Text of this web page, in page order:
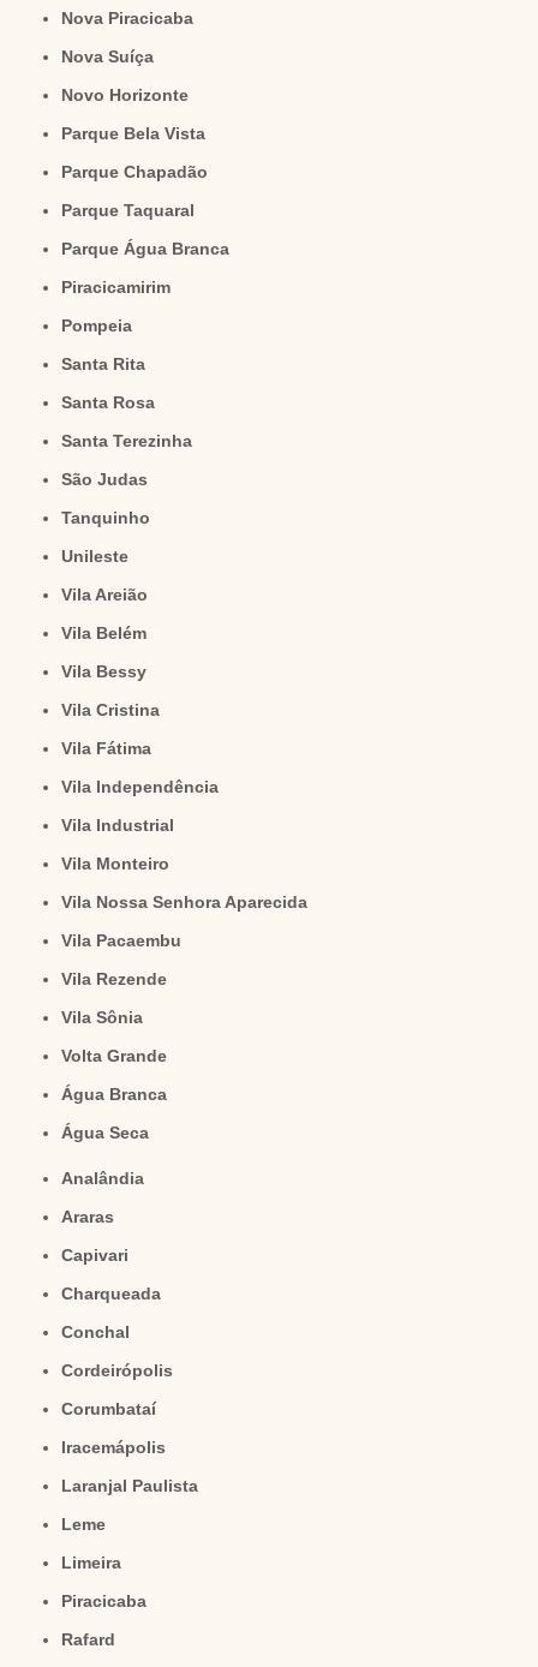
Nova Piracicaba
Nova Suíça
Novo Horizonte
Parque Bela Vista
Parque Chapadão
Parque Taquaral
Parque Água Branca
Piracicamirim
Pompeia
Santa Rita
Santa Rosa
Santa Terezinha
São Judas
Tanquinho
Unileste
Vila Areião
Vila Belém
Vila Bessy
Vila Cristina
Vila Fátima
Vila Independência
Vila Industrial
Vila Monteiro
Vila Nossa Senhora Aparecida
Vila Pacaembu
Vila Rezende
Vila Sônia
Volta Grande
Água Branca
Água Seca
Analândia
Araras
Capivari
Charqueada
Conchal
Cordeirópolis
Corumbataí
Iracemápolis
Laranjal Paulista
Leme
Limeira
Piracicaba
Rafard